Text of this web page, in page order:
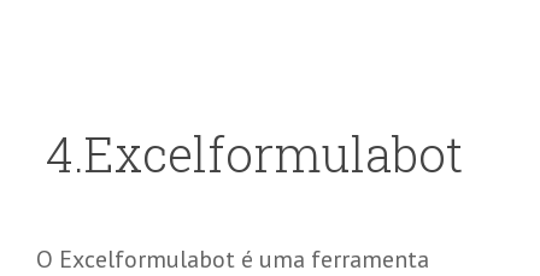
4.Excelformulabot
O Excelformulabot é uma ferramenta